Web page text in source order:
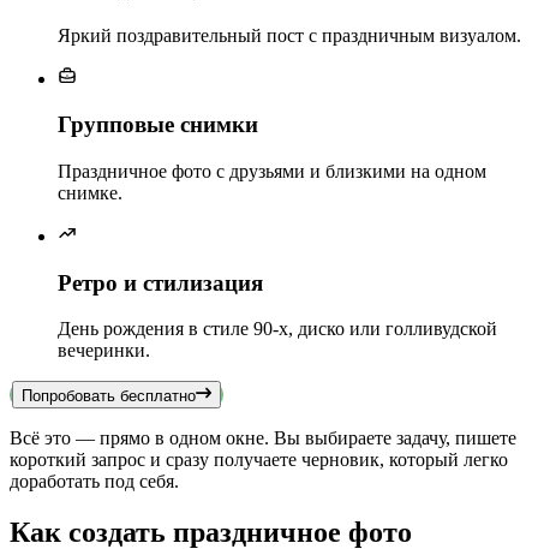
Яркий поздравительный пост с праздничным визуалом.
Групповые снимки
Праздничное фото с друзьями и близкими на одном
снимке.
Ретро и стилизация
День рождения в стиле 90-х, диско или голливудской
вечеринки.
Попробовать бесплатно
Всё это — прямо в одном окне. Вы выбираете задачу, пишете
короткий запрос и сразу получаете черновик, который легко
доработать под себя.
Как создать праздничное фото